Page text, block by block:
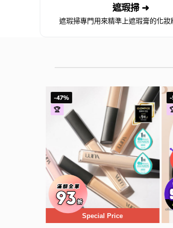
遮瑕掃 ➜
遮瑕掃專門用來精準上遮瑕膏的化妝
-47%
🏆
Special Price
-